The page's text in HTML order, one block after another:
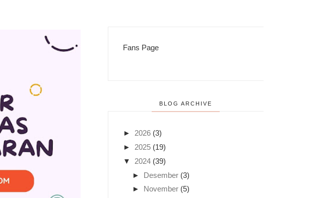
Fans Page
BLOG ARCHIVE
► 2026 (3)
► 2025 (19)
▼
2024 (39)
► Desember (3)
►
November (5)